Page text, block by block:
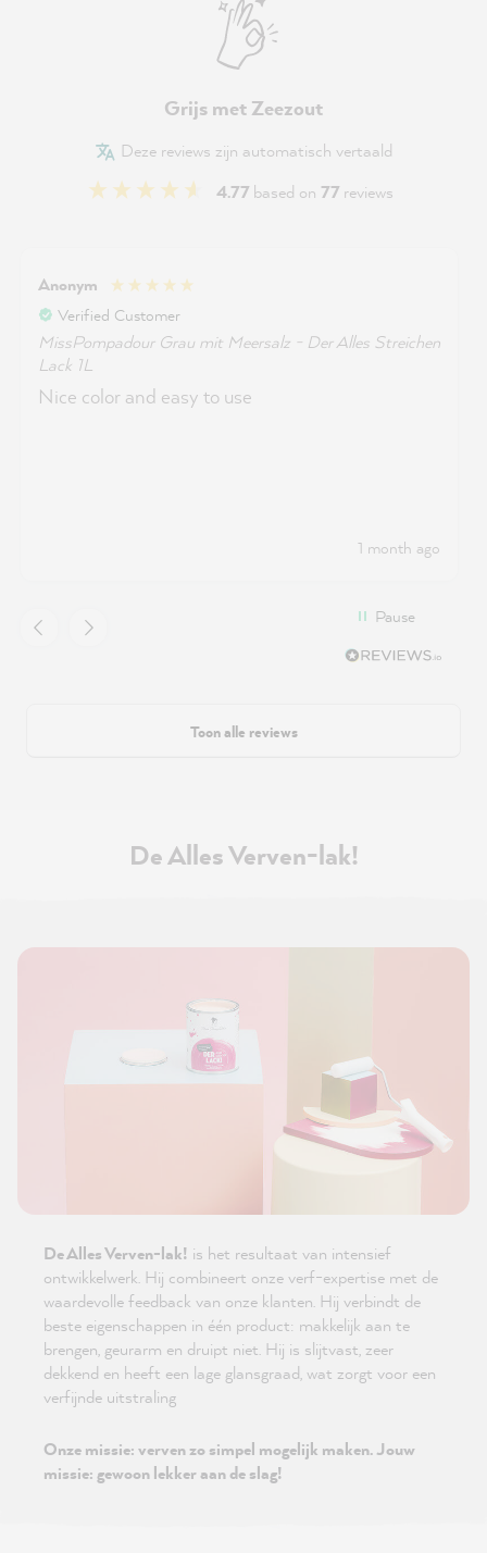
Grijs met Zeezout
Deze reviews zijn automatisch vertaald
4.77 based on 77 reviews
Anonym
Verified Customer
MissPompadour Grau mit Meersalz - Der Alles Streichen
Lack 1L
Nice color and easy to use
1 month ago
Pause
Toon alle reviews
De Alles Verven-lak!
De Alles Verven-lak! is het resultaat van intensief
ontwikkelwerk. Hij combineert onze verf-expertise met de
waardevolle feedback van onze klanten. Hij verbindt de
beste eigenschappen in één product: makkelijk aan te
brengen, geurarm en druipt niet. Hij is slijtvast, zeer
dekkend en heeft een lage glansgraad, wat zorgt voor een
verfijnde uitstraling
Onze missie: verven zo simpel mogelijk maken. Jouw
missie: gewoon lekker aan de slag!